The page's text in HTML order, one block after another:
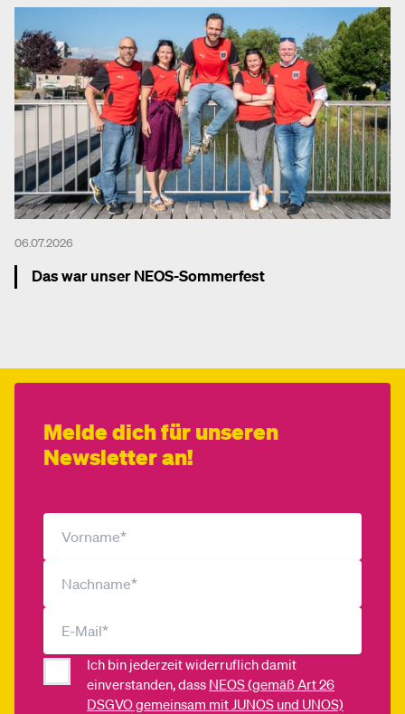
06.07.2026
Das war unser NEOS-Sommerfest
Melde dich für unseren
Newsletter an!
Ich bin jederzeit widerruflich damit
einverstanden, dass NEOS (gemäß Art 26
DSGVO gemeinsam mit JUNOS und UNOS)